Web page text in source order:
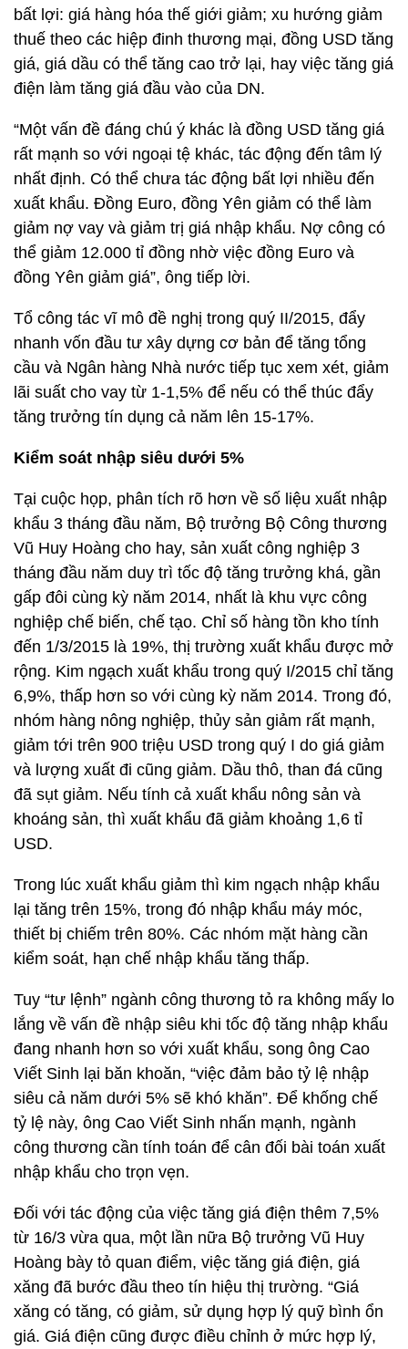
bất lợi: giá hàng hóa thế giới giảm; xu hướng giảm
thuế theo các hiệp đinh thương mại, đồng USD tăng
giá, giá dầu có thể tăng cao trở lại, hay việc tăng giá
điện làm tăng giá đầu vào của DN.
“Một vấn đề đáng chú ý khác là đồng USD tăng giá
rất mạnh so với ngoại tệ khác, tác động đến tâm lý
nhất định. Có thể chưa tác động bất lợi nhiều đến
xuất khẩu. Đồng Euro, đồng Yên giảm có thể làm
giảm nợ vay và giảm trị giá nhập khẩu. Nợ công có
thể giảm 12.000 tỉ đồng nhờ việc đồng Euro và
đồng Yên giảm giá”, ông tiếp lời.
Tổ công tác vĩ mô đề nghị trong quý II/2015, đẩy
nhanh vốn đầu tư xây dựng cơ bản để tăng tổng
cầu và Ngân hàng Nhà nước tiếp tục xem xét, giảm
lãi suất cho vay từ 1-1,5% để nếu có thể thúc đẩy
tăng trưởng tín dụng cả năm lên 15-17%.
Kiểm soát nhập siêu dưới 5%
Tại cuộc họp, phân tích rõ hơn về số liệu xuất nhập
khẩu 3 tháng đầu năm, Bộ trưởng Bộ Công thương
Vũ Huy Hoàng cho hay, sản xuất công nghiệp 3
tháng đầu năm duy trì tốc độ tăng trưởng khá, gần
gấp đôi cùng kỳ năm 2014, nhất là khu vực công
nghiệp chế biến, chế tạo. Chỉ số hàng tồn kho tính
đến 1/3/2015 là 19%, thị trường xuất khẩu được mở
rộng. Kim ngạch xuất khẩu trong quý I/2015 chỉ tăng
6,9%, thấp hơn so với cùng kỳ năm 2014. Trong đó,
nhóm hàng nông nghiệp, thủy sản giảm rất mạnh,
giảm tới trên 900 triệu USD trong quý I do giá giảm
và lượng xuất đi cũng giảm. Dầu thô, than đá cũng
đã sụt giảm. Nếu tính cả xuất khẩu nông sản và
khoáng sản, thì xuất khẩu đã giảm khoảng 1,6 tỉ
USD.
Trong lúc xuất khẩu giảm thì kim ngạch nhập khẩu
lại tăng trên 15%, trong đó nhập khẩu máy móc,
thiết bị chiếm trên 80%. Các nhóm mặt hàng cần
kiểm soát, hạn chế nhập khẩu tăng thấp.
Tuy “tư lệnh” ngành công thương tỏ ra không mấy lo
lắng về vấn đề nhập siêu khi tốc độ tăng nhập khẩu
đang nhanh hơn so với xuất khẩu, song ông Cao
Viết Sinh lại băn khoăn, “việc đảm bảo tỷ lệ nhập
siêu cả năm dưới 5% sẽ khó khăn”. Để khống chế
tỷ lệ này, ông Cao Viết Sinh nhấn mạnh, ngành
công thương cần tính toán để cân đối bài toán xuất
nhập khẩu cho trọn vẹn.
Đối với tác động của việc tăng giá điện thêm 7,5%
từ 16/3 vừa qua, một lần nữa Bộ trưởng Vũ Huy
Hoàng bày tỏ quan điểm, việc tăng giá điện, giá
xăng đã bước đầu theo tín hiệu thị trường. “Giá
xăng có tăng, có giảm, sử dụng hợp lý quỹ bình ổn
giá. Giá điện cũng được điều chỉnh ở mức hợp lý,